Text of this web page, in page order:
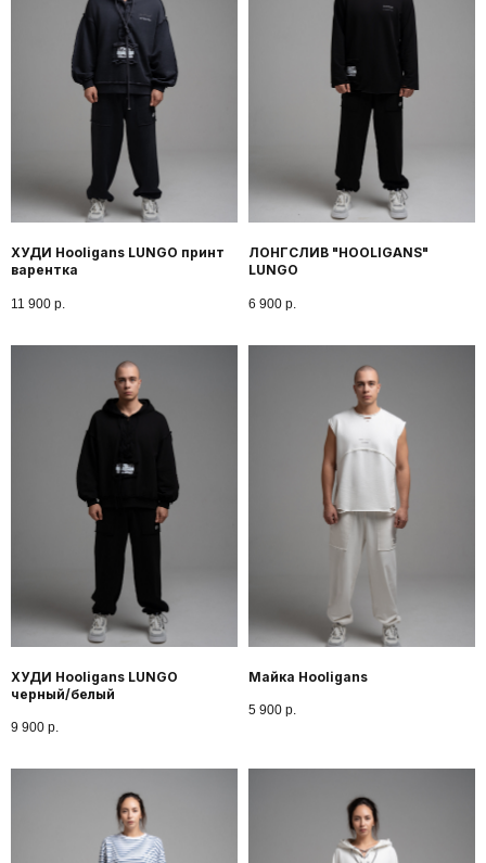
ХУДИ Hooligans LUNGO принт
варентка
11 900 р.
ЛОНГСЛИВ "HOOLIGANS"
LUNGO
6 900 р.
ХУДИ Hooligans LUNGO
черный/белый
9 900 р.
Майка Hooligans
5 900 р.